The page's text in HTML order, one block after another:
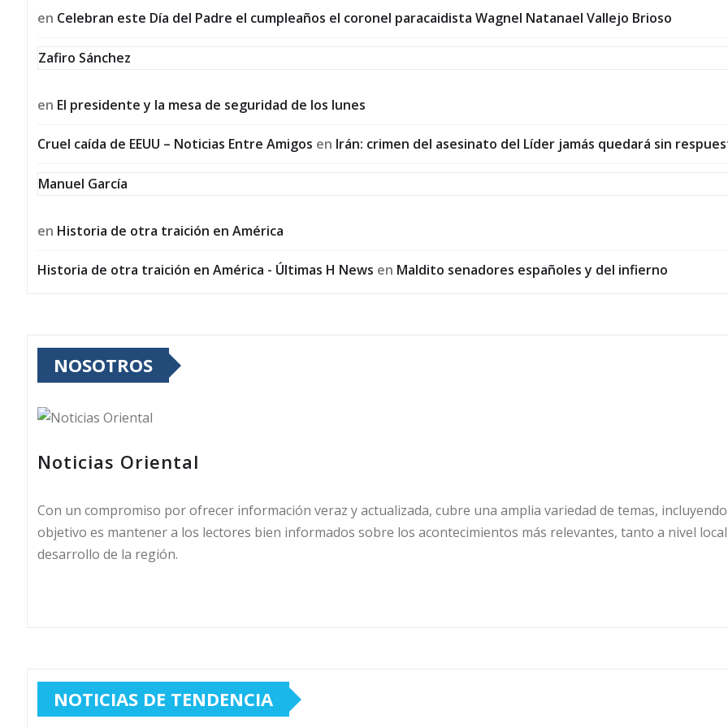
en Celebran este Día del Padre el cumpleaños el coronel paracaidista Wagnel Natanael Vallejo Brioso
Zafiro Sánchez
en El presidente y la mesa de seguridad de los lunes
Cruel caída de EEUU – Noticias Entre Amigos en Irán: crimen del asesinato del Líder jamás quedará sin
Manuel García
en Historia de otra traición en América
Historia de otra traición en América - Últimas H News en Maldito senadores españoles y del infierno
NOSOTROS
Noticias Oriental
Con un compromiso por ofrecer información veraz y actualizada, cubre una amplia variedad de temas,
objetivo es mantener a los lectores bien informados sobre los acontecimientos más relevantes, tanto a nivel
desarrollo de la región.
NOTICIAS DE TENDENCIA